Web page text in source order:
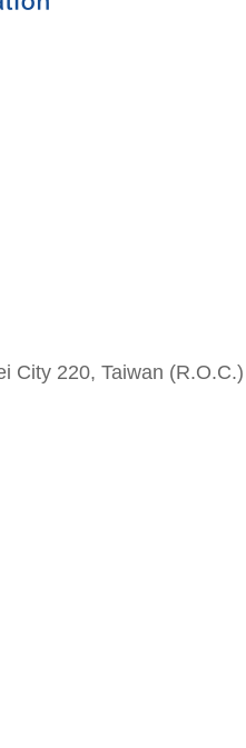
City 220, Taiwan (R.O.C.)